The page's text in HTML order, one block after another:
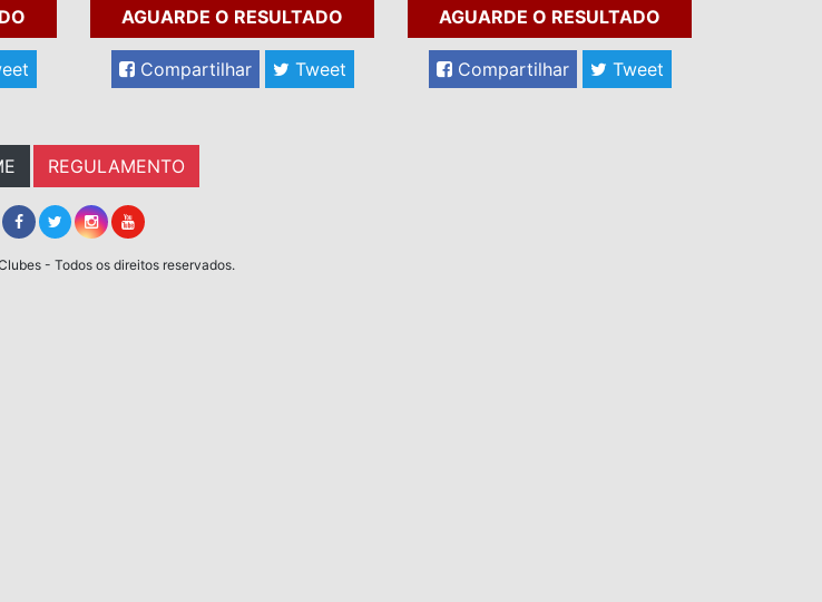
AGUARDE O RESULTADO
Compartilhar Tweet
AGUARDE O RESULTADO
Compartilhar Tweet
REGULAMENTO
- Todos os direitos reservados.